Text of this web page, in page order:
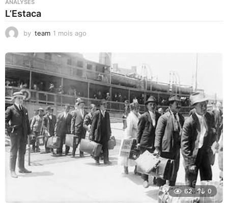
ANALYSES
L’Estaca
by team 1 mois ago
i
s
a
o
62 0